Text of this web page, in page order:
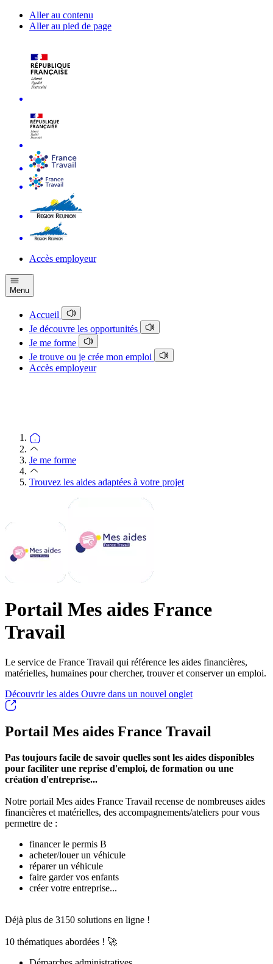
Aller au contenu
Aller au pied de page
Accès employeur
Menu
Accueil
Je découvre les opportunités
Je me forme
Je trouve ou je crée mon emploi
Accès employeur
Je me forme
Trouvez les aides adaptées à votre projet
Portail Mes aides France
Travail
Le service de France Travail qui référence les aides financières,
matérielles, humaines pour chercher, trouver et conserver un emploi.
Découvrir les aides Ouvre dans un nouvel onglet
Portail Mes aides France Travail
Pas toujours facile de savoir quelles sont les aides disponibles
pour faciliter une reprise d'emploi, de formation ou une
création d'entreprise...
Notre portail Mes aides France Travail recense de nombreuses aides
financières et matérielles, des accompagnements/ateliers pour vous
permettre de :
financer le permis B
acheter/louer un véhicule
réparer un véhicule
faire garder vos enfants
créer votre entreprise...
Déjà plus de 3150 solutions en ligne !
10 thématiques abordées ! 🚀